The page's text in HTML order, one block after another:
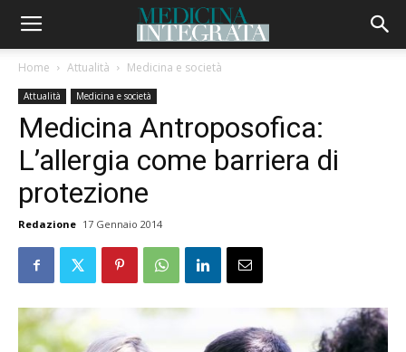
Home Attualità Medicina e società
Attualità Medicina e società
Medicina Antroposofica:
L’allergia come barriera di
protezione
Redazione 17 Gennaio 2014